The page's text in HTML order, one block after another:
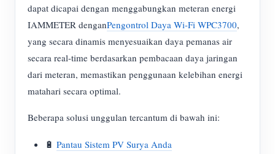
dapat dicapai dengan menggabungkan meteran energi
IAMMETER denganPengontrol Daya Wi-Fi WPC3700,
yang secara dinamis menyesuaikan daya pemanas air
secara real-time berdasarkan pembacaan daya jaringan
dari meteran, memastikan penggunaan kelebihan energi
matahari secara optimal.
Beberapa solusi unggulan tercantum di bawah ini:
🔋 Pantau Sistem PV Surya Anda